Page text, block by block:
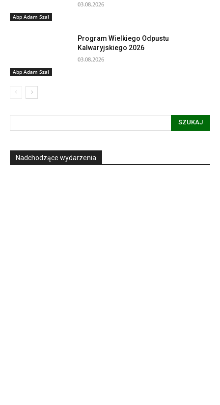
Abp Adam Szal
03.08.2026
Abp Adam Szal
Program Wielkiego Odpustu
Kalwaryjskiego 2026
03.08.2026
SZUKAJ
Nadchodzące wydarzenia